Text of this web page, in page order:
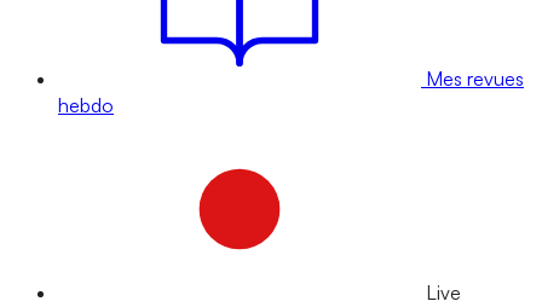
Mes revues
hebdo
Live